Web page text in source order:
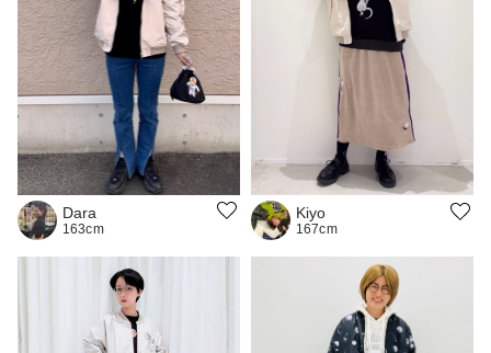
Dara
163cm
Kiyo
167cm